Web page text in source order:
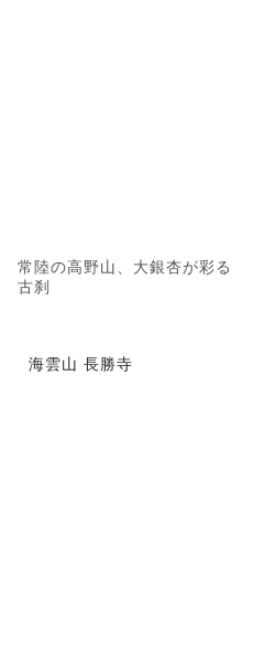
常陸の高野山、大銀杏が彩る
古刹
海雲山 長勝寺